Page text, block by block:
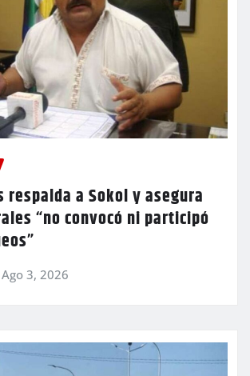
respalda a Sokol y asegura
“no convocó ni participó
Ago 3, 2026